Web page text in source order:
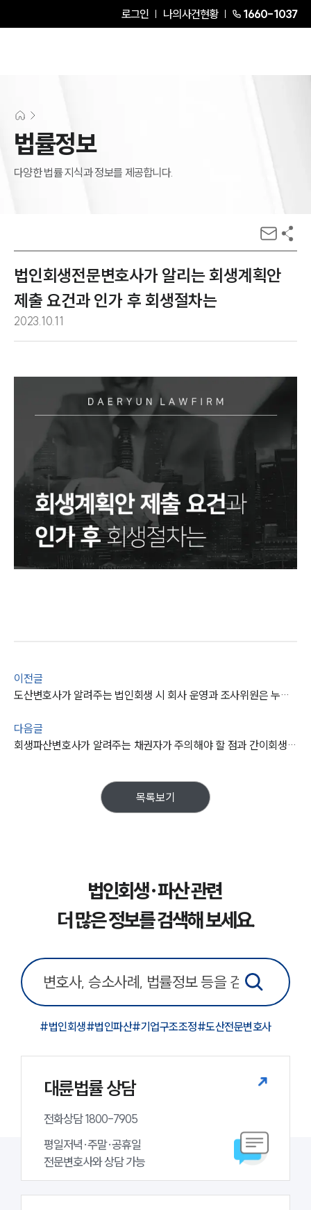
로그인 나의사건현황 1660-1037
그룹소개
그룹소개
대륜의 강점
오시는 길
고객의 소리
AI대륜
업무사례
주요 업무사례
사례분석/최신동향
법률정보
법률지식인
법률정보
다양한 법률 지식과 정보를 제공합니다.
법인회생전문변호사가 알리는 회생계획안
제출 요건과 인가 후 회생절차는
2023.10.11
이전글
도산변호사가 알려주는 법인회생 시 회사 운영과 조사위원은 누굴까?
다음글
회생파산변호사가 알려주는 채권자가 주의해야 할 점과 간이회생절차에 대해
목록보기
법인회생·파산 관련
더 많은 정보를 검색해 보세요.
#법인회생#법인파산#기업구조조정#도산전문변호사
대륜법률 상담
전화상담 1800-7905
평일저녁·주말·공휴일
전문변호사와 상담 가능